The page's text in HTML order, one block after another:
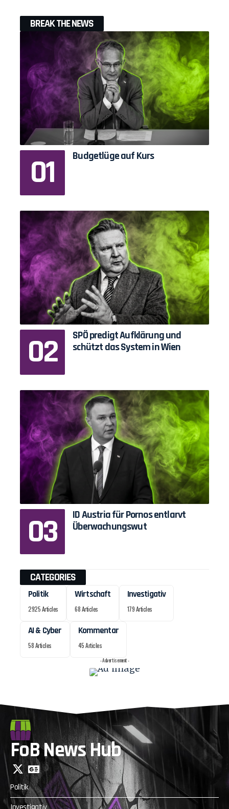
BREAK THE NEWS
Budgetlüge auf Kurs
SPÖ predigt Aufklärung und
schützt das System in Wien
ID Austria für Pornos entlarvt
Überwachungswut
CATEGORIES
Politik
2925 Articles
Wirtschaft
68 Articles
Investigativ
179 Articles
AI & Cyber
58 Articles
Kommentar
45 Articles
- Advertisement -
FoB News Hub
Politik